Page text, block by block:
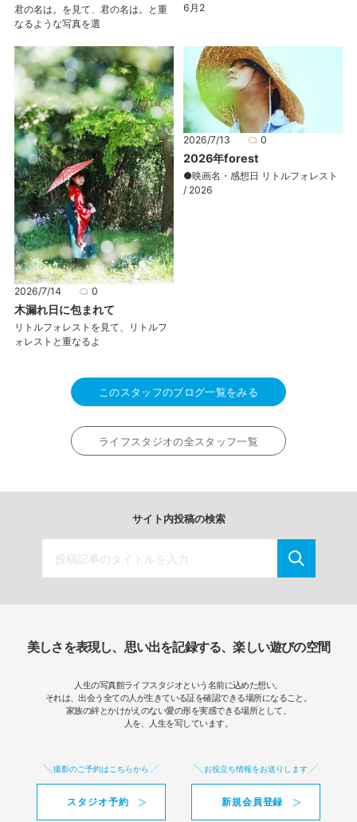
君の名は。を見て、君の名は。と重
なるような写真を選
6月2
2026/7/14 0
木漏れ日に包まれて
リトルフォレストを見て、リトルフ
ォレストと重なるよ
2026/7/13 0
2026年forest
●映画名・感想日 リトルフォレスト
/ 2026
このスタッフのブログ一覧をみる
ライフスタジオの全スタッフ一覧
サイト内投稿の検索
美しさを表現し、思い出を記録する、楽しい遊びの空間
人生の写真館ライフスタジオという名前に込めた想い。
それは、出会う全ての人が生きている証を確認できる場所になること。
家族の絆とかけがえのない愛の形を実感できる場所として、
人を、人生を写しています。
撮影のご予約はこちらから
スタジオ予約
お役立ち情報をお送りします
新規会員登録